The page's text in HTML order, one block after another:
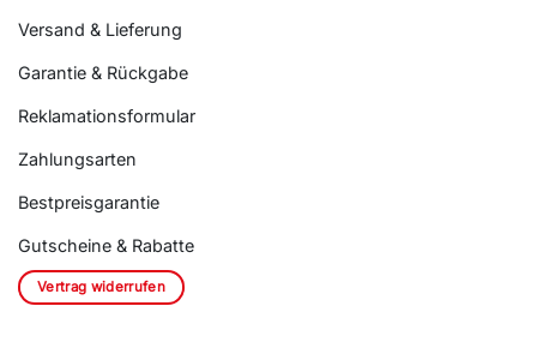
Versand & Lieferung
Garantie & Rückgabe
Reklamationsformular
Zahlungsarten
Bestpreisgarantie
Gutscheine & Rabatte
Vertrag widerrufen